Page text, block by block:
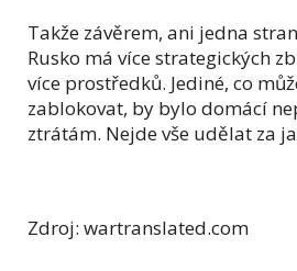
Takže závěrem, ani jedna
Rusko má více strategických
více prostředků. Jediné, co
zablokovat, by bylo domácí
ztrátám. Nejde vše udělat za
Zdroj: wartranslated.com